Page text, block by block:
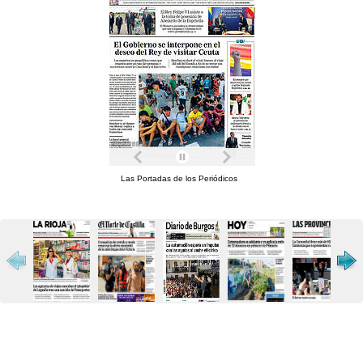
Las Portadas de los Periódicos